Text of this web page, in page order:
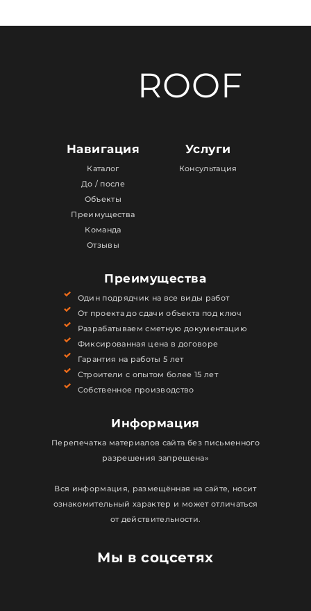
ROOF
Мы в соцсетях
Навигация
Каталог
До / после
Объекты
Преимущества
Команда
Отзывы
Услуги
Консультация
Преимущества
Один подрядчик на все виды работ
От проекта до сдачи объекта под ключ
Разрабатываем сметную документацию
Фиксированная цена в договоре
Гарантия на работы 5 лет
Строители с опытом более 15 лет
Собственное производство
Информация
Перепечатка материалов сайта без письменного
разрешения запрещена»
Вся информация, размещённая на сайте, носит
ознакомительный характер и может отличаться
от действительности.